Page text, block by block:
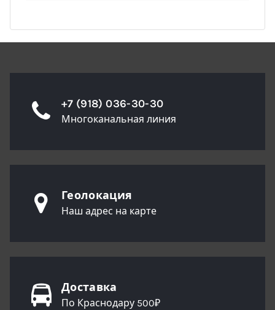
+7 (918) 036-30-30
Многоканальная линия
Геолокация
Наш адрес на карте
Доставка
По Краснодару 500₽